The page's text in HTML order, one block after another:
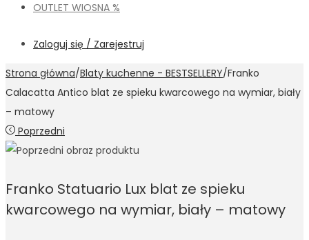
OUTLET WIOSNA %
Zaloguj się / Zarejestruj
Strona główna/Blaty kuchenne - BESTSELLERY/Franko
Calacatta Antico blat ze spieku kwarcowego na wymiar, biały
– matowy
Poprzedni
Franko Statuario Lux blat ze spieku
kwarcowego na wymiar, biały – matowy